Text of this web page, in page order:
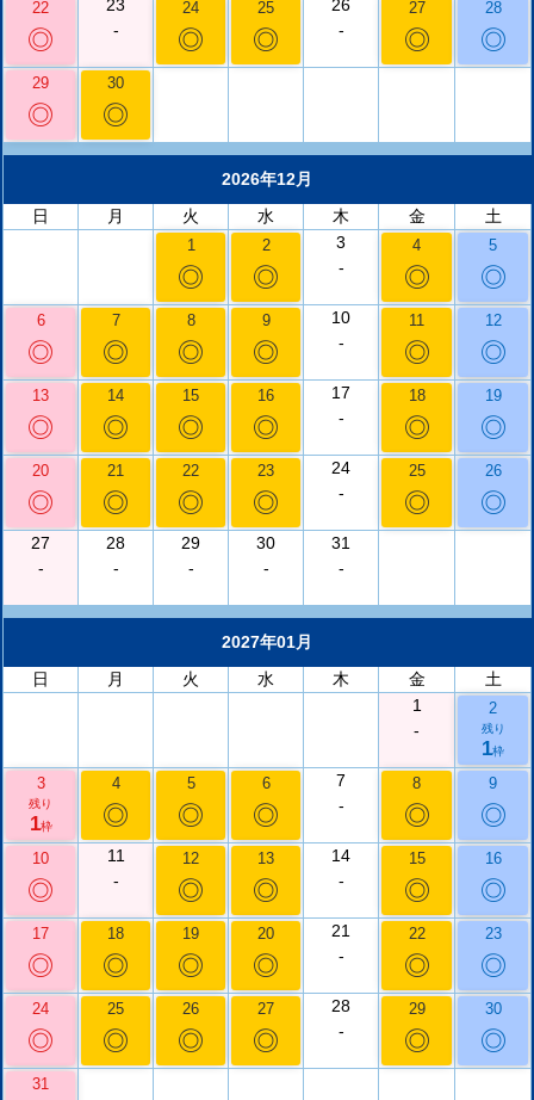
22
◎
23
-
24
◎
25
◎
26
-
27
◎
28
◎
29
◎
30
◎
2026年12月
日
月 火 水 木 金 土
1
◎
2
◎
3
-
4
◎
5
◎
6
◎
7
◎
8
◎
9
◎
10
-
11
◎
12
◎
13
◎
14
◎
15
◎
16
◎
17
-
18
◎
19
◎
20
◎
21
◎
22
◎
23
◎
24
-
25
◎
26
◎
27
-
28
-
29
-
30
-
31
-
2027年01月
日
月 火 水 木 金
土
1
-
2
残り
1枠
3
残り
1枠
4
◎
5
◎
6
◎
7
-
8
◎
9
◎
10
◎
11
-
12
◎
13
◎
14
-
15
◎
16
◎
17
◎
18
◎
19
◎
20
◎
21
-
22
◎
23
◎
24
◎
25
◎
26
◎
27
◎
28
-
29
◎
30
◎
31